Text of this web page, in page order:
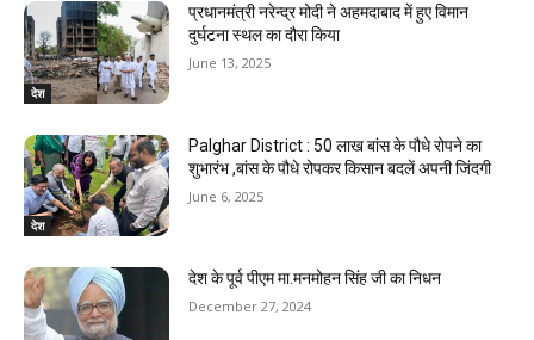
देश
प्रधानमंत्री नरेन्द्र मोदी ने अहमदाबाद में हुए विमान
दुर्घटना स्थल का दौरा किया
June 13, 2025
देश
Palghar District : 50 लाख बांस के पौधे रोपने का
शुभारंभ ,बांस के पौधे रोपकर किसान बदलें अपनी जिंदगी
June 6, 2025
देश के पूर्व पीएम मा.मनमोहन सिंह जी का निधन
December 27, 2024